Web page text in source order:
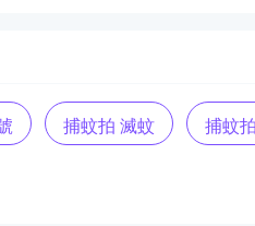
捕蚊拍 滅蚊 捕蚊